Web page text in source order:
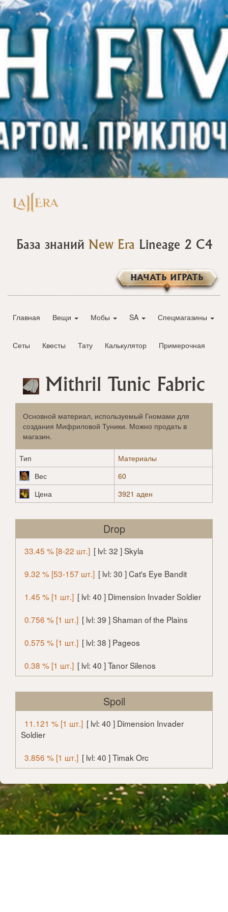
База знаний New Era Lineage 2 C4
НАЧАТЬ ИГРАТЬ
Главная Вещи Мобы SA Спецмагазины
Сеты Квесты Тату Калькулятор Примерочная
Mithril Tunic Fabric
Основной материал, используемый Гномами для
создания Мифриловой Туники. Можно продать в
магазин.
Тип
Материалы
Вес
60
Цена
3921 аден
Drop
33.45 % [8-22 шт.] [ lvl: 32 ] Skyla
9.32 % [53-157 шт.] [ lvl: 30 ] Cat's Eye Bandit
1.45 % [1 шт.] [ lvl: 40 ] Dimension Invader Soldier
0.756 % [1 шт.] [ lvl: 39 ] Shaman of the Plains
0.575 % [1 шт.] [ lvl: 38 ] Pageos
0.38 % [1 шт.] [ lvl: 40 ] Tanor Silenos
Spoil
11.121 % [1 шт.] [ lvl: 40 ] Dimension Invader
Soldier
3.856 % [1 шт.] [ lvl: 40 ] Timak Orc